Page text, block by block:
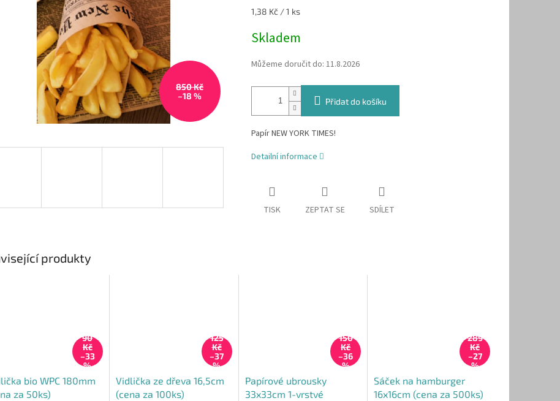
850 Kč
–18 %
Měrná
1,38 Kč / 1 ks
Skladem
Můžeme doručit do: 11.8.2026
Přidat do košíku
Papír NEW YORK TIMES!
Detailní informace
TISK ZEPTAT SE SDÍLET
produkty
90
Kč
–33
%
bio WPC 180mm
za 50ks)
125
Kč
–37
%
Vidlička ze dřeva 16,5cm
(cena za 100ks)
150
Kč
–36
%
Papírové ubrousky
33x33cm 1-vrstvé
289
Kč
–27
%
Sáček na hamburger
16x16cm (cena za 500ks)